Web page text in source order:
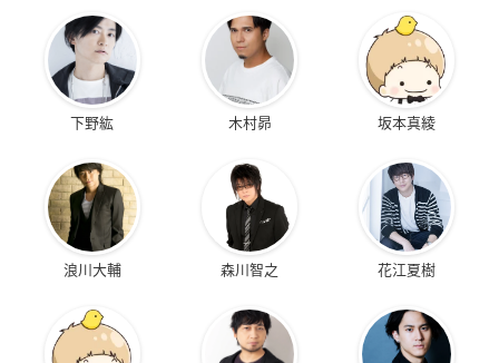
下野紘 木村昴 坂本真綾
浪川大輔 森川智之 花江夏樹